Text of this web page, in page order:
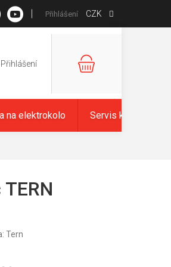
CZK
Přihlášení
NÁKUPNÍ
na elektrokolo Servis kol
Tern